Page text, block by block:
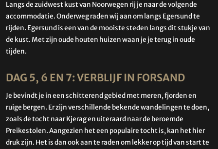
Langs de zuidwest kust van Noorwegen rij je naar de volgende
accommodatie. Onderweg raden wij aan om langs Egersund te
rijden. Egersund is een van de mooiste steden langs dit stukje van
de kust. Met zijn oude houten huizen waan je je terug in oude
tijden.
DAG 5, 6 EN 7: VERBLIJF IN FORSAND
Je bevindt je in een schitterend gebied met meren, fjorden en
ruige bergen. Er zijn verschillende bekende wandelingen te doen,
zoals de tocht naar Kjerag en uiteraard naar de beroemde
Preikestolen. Aangezien het een populaire tocht is, kan het hier
druk zijn. Het is dan ook aan te raden om lekker op tijd van start te